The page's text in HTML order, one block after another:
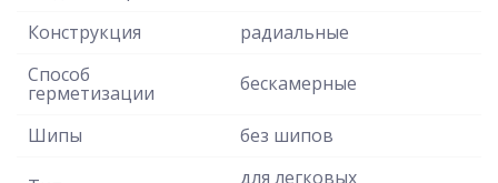
Конструкция
радиальные
Способ
герметизации бескамерные
Шипы без шипов
для легковых